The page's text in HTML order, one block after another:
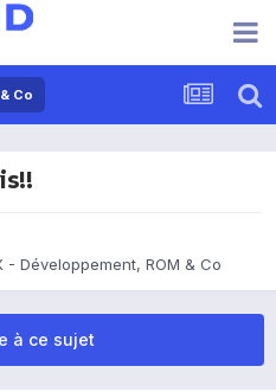
Co
- Développement, ROM & Co
à ce sujet